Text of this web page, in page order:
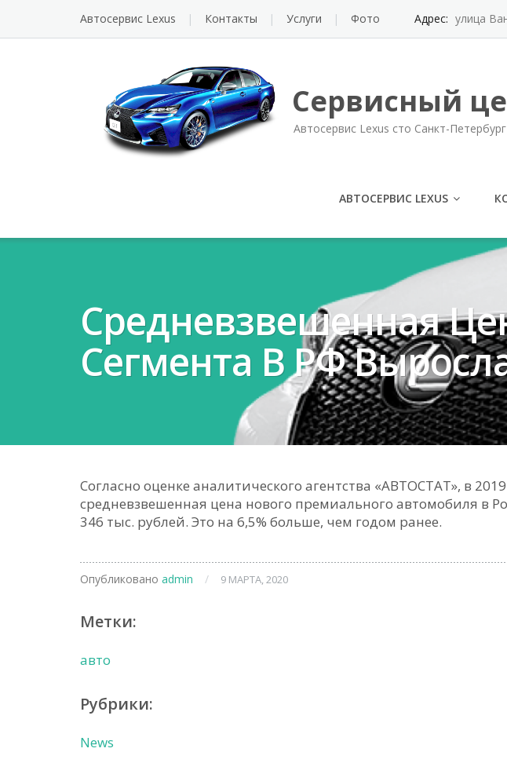
Автосервис Lexus Контакты Услуги Фото Адрес: улица
Сервисный
Автосервис Lexus сто Санкт-Петербург
АВТОСЕРВИС LEXUS
Средневзвешенная
Сегмента В РФ
Согласно оценке аналитического агентства «АВТОСТАТ», в
средневзвешенная цена нового премиального автомобиля в
346 тыс. рублей. Это на 6,5% больше, чем годом ранее.
Опубликовано admin / 9 МАРТА, 2020
Метки:
авто
Рубрики:
News